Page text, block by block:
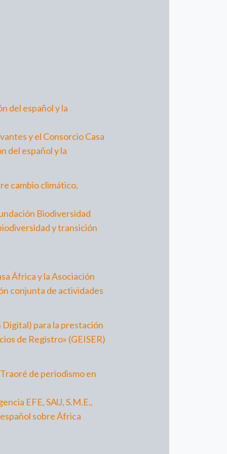
del español y la
y el Consorcio Casa
del español y la
cambio climático,
Biodiversidad
y transición
África y la Asociación
conjunta de actividades
para la prestación
de Registro» (GEISER)
de periodismo en
EFE, SAU, S.M.E.,
sobre África